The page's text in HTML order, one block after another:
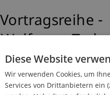
-
Diese Website
Wir verwenden Cookies, um
Services von Drittanbietern ein